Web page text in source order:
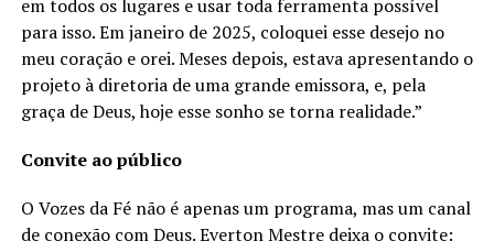
em todos os lugares e usar toda ferramenta possível
para isso. Em janeiro de 2025, coloquei esse desejo no
meu coração e orei. Meses depois, estava apresentando o
projeto à diretoria de uma grande emissora, e, pela
graça de Deus, hoje esse sonho se torna realidade.”
Convite ao público
O Vozes da Fé não é apenas um programa, mas um canal
de conexão com Deus. Everton Mestre deixa o convite: